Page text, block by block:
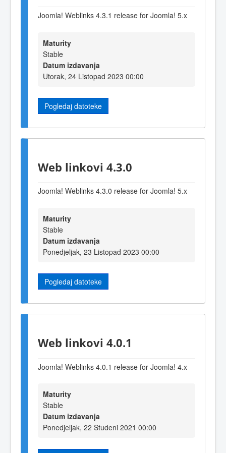
Joomla! Weblinks 4.3.1 release for Joomla! 5.x
Maturity
Stable
Datum izdavanja
Utorak, 24 Listopad 2023 00:00
Pogledaj datoteke
Web linkovi 4.3.0
Joomla! Weblinks 4.3.0 release for Joomla! 5.x
Maturity
Stable
Datum izdavanja
Ponedjeljak, 23 Listopad 2023 00:00
Pogledaj datoteke
Web linkovi 4.0.1
Joomla! Weblinks 4.0.1 release for Joomla! 4.x
Maturity
Stable
Datum izdavanja
Ponedjeljak, 22 Studeni 2021 00:00